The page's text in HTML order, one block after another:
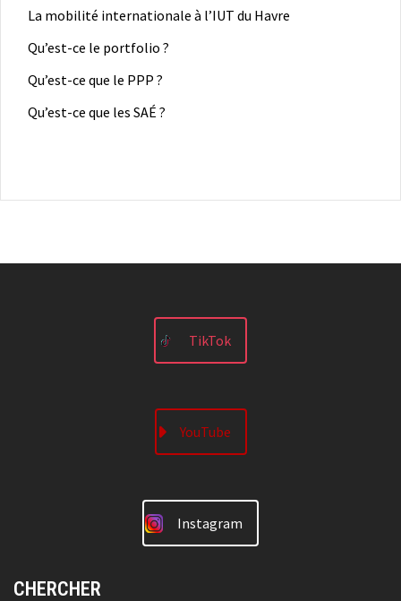
La mobilité internationale à l’IUT du Havre
Qu’est-ce le portfolio ?
Qu’est-ce que le PPP ?
Qu’est-ce que les SAÉ ?
TikTok
YouTube
Instagram
CHERCHER